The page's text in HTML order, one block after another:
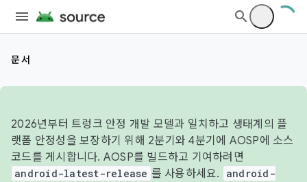
문서
2026년부터 트렁크 안정 개발 모델과 일치하고 생태계의 플
랫폼 안정성을 보장하기 위해 2분기와 4분기에 AOSP에 소스
코드를 게시합니다. AOSP를 빌드하고 기여하려면
android-latest-release 를 사용하세요.
android-